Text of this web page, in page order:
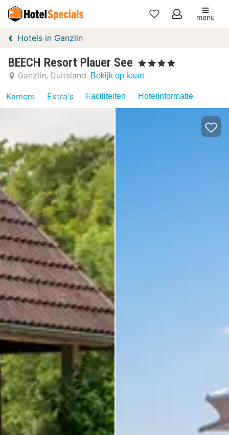
Mijn
menu
Hotels in Ganzlin
BEECH Resort Plauer See , 4 Sterren
Ganzlin Duitsland Bekijk op kaart
Kamers Extra's Faciliteiten Hotelinformatie